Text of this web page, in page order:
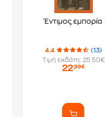
Έντιμος εμπορία
4.4
(13)
Τιμή εκδότη: 25.50€
22,99€